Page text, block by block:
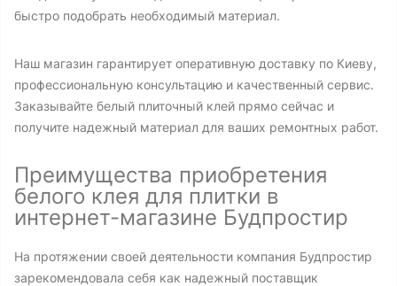
быстро подобрать необходимый материал.
Наш магазин гарантирует оперативную доставку по Киеву,
профессиональную консультацию и качественный сервис.
Заказывайте белый плиточный клей прямо сейчас и
получите надежный материал для ваших ремонтных работ.
Преимущества приобретения
белого клея для плитки в
интернет-магазине Будпростир
На протяжении своей деятельности компания Будпростир
зарекомендовала себя как надежный поставщик